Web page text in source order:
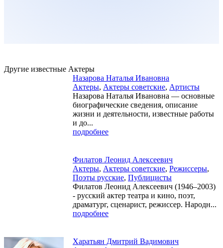
Другие известные Актеры
Назарова Наталья Ивановна
Актеры, Актеры советские, Артисты
Назарова Наталья Ивановна — основные
биографические сведения, описание
жизни и деятельности, известные работы
и до...
подробнее
Филатов Леонид Алексеевич
Актеры, Актеры советские, Режиссеры,
Поэты русские, Публицисты
Филатов Леонид Алексеевич (1946–2003)
- русский актер театра и кино, поэт,
драматург, сценарист, режиссер. Народн...
подробнее
Харатьян Дмитрий Вадимович